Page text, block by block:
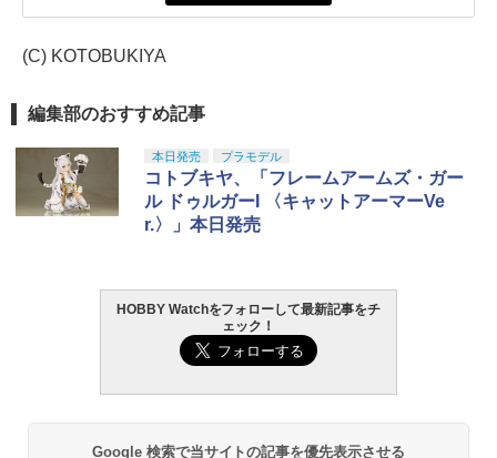
(C) KOTOBUKIYA
編集部のおすすめ記事
本日発売 プラモデル
コトブキヤ、「フレームアームズ・ガー
ル ドゥルガーI 〈キャットアーマーVe
r.〉」本日発売
HOBBY Watchをフォローして最新記事をチ
ェック！
Google 検索で当サイトの記事を優先表示させる